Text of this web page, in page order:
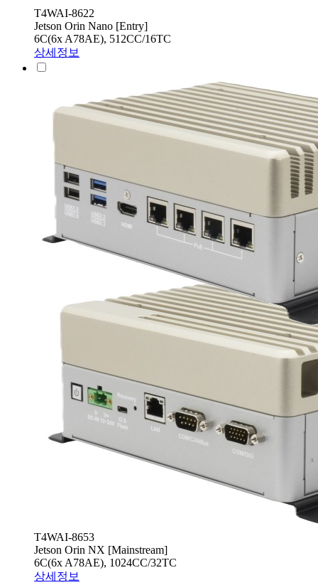
T4WAI-8622
Jetson Orin Nano [Entry]
6C(6x A78AE), 512CC/16TC
상세정보
T4WAI-8653
Jetson Orin NX [Mainstream]
6C(6x A78AE), 1024CC/32TC
상세정보